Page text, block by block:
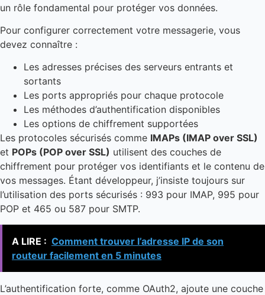
un rôle fondamental pour protéger vos données.
Pour configurer correctement votre messagerie, vous
devez connaître :
Les adresses précises des serveurs entrants et
sortants
Les ports appropriés pour chaque protocole
Les méthodes d’authentification disponibles
Les options de chiffrement supportées
Les protocoles sécurisés comme IMAPs (IMAP over SSL)
et POPs (POP over SSL) utilisent des couches de
chiffrement pour protéger vos identifiants et le contenu de
vos messages. Étant développeur, j’insiste toujours sur
l’utilisation des ports sécurisés : 993 pour IMAP, 995 pour
POP et 465 ou 587 pour SMTP.
A LIRE : Comment trouver l’adresse IP de son
routeur facilement en 5 minutes
L’authentification forte, comme OAuth2, ajoute une couche